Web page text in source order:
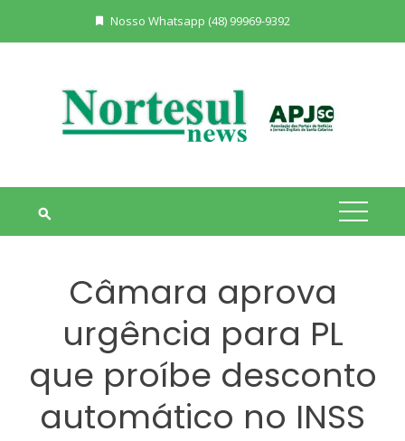
Nosso Whatsapp (48) 99969-9392
Câmara aprova
urgência para PL
que proíbe desconto
automático no INSS